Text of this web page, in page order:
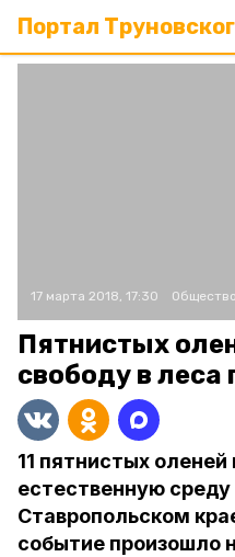
Портал
17 марта 2018, 17:30 Общество
Пятнистых
свободу в
11 пятнистых
естественную среду
Ставропольском
событие произошло